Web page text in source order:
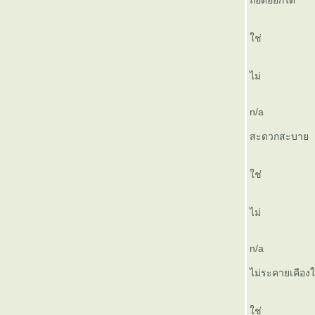
ช่
ไม่
n/a
สะดวกสะบา
ช่
ไม่
n/a
ไม่ระคายเคือง
ช่